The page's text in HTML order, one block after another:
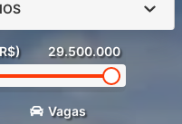
29.500.000
Vagas